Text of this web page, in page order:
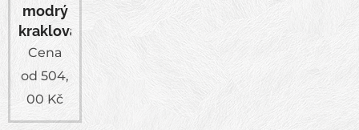
modrý
kraklovaný
Cena
od 504,
00 Kč